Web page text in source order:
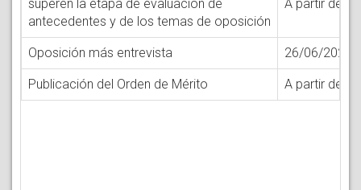
superen la etapa de evaluación de
antecedentes y de los temas de oposición
A partir del
Oposición más entrevista 26/06/2026
Publicación del Orden de Mérito A partir del